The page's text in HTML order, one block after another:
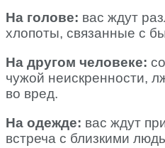
На голове: вас ждут
хлопоты, связанные с
На другом человеке:
чужой неискренности,
во вред.
На одежде: вас ждут
встреча с близкими